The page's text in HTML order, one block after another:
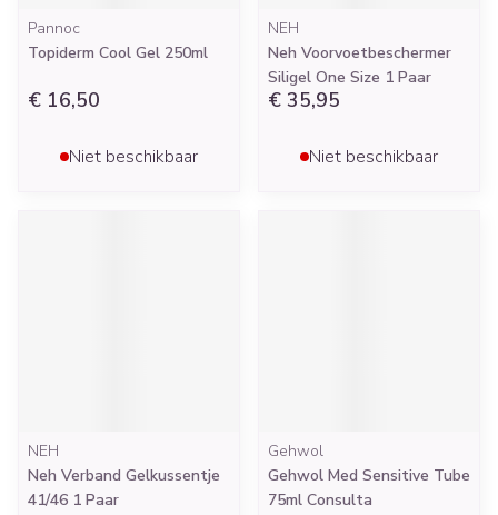
Pannoc
Topiderm Cool Gel 250ml
€ 16,50
Niet beschikbaar
NEH
Neh Voorvoetbeschermer
Siligel One Size 1 Paar
€ 35,95
Niet beschikbaar
NEH
Neh Verband Gelkussentje
41/46 1 Paar
Gehwol
Gehwol Med Sensitive Tube
75ml Consulta